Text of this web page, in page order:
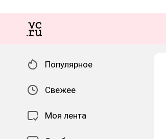
Популярное
Свежее
Моя лента